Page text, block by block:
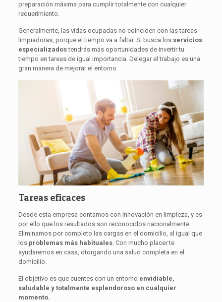
preparación máxima para cumplir totalmente con cualquier
requerimiento.
Generalmente, las vidas ocupadas no coinciden con las tareas
limpiadoras, porque el tiempo va a faltar. Si busca los servicios
especializadostendrás más oportunidades de invertir tu
tiempo en tareas de igual importancia. Delegar el trabajo es una
gran manera de mejorar el entorno.
Tareas eficaces
Desde esta empresa contamos con innovación en limpieza, y es
por ello que los resultados son reconocidos nacionalmente.
Eliminamos por completo las cargas en el domicilio, al igual que
los problemas más habituales. Con mucho placer te
ayudaremos en casa, otorgando una salud completa en el
domicilio.
El objetivo es que cuentes con un entorno envidiable,
saludable y totalmente esplendoroso en cualquier
momento.